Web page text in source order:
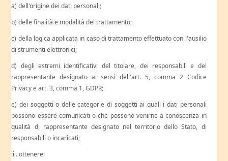
a) dell'origine dei dati personali;
b) delle finalità e modalità del trattamento;
c) della logica applicata in caso di trattamento effettuato con l'ausilio
di strumenti elettronici;
d) degli estremi identificativi del titolare, dei responsabili e del
rappresentante designato ai sensi dell'art. 5, comma 2 Codice
Privacy e art. 3, comma 1, GDPR;
e) dei soggetti o delle categorie di soggetti ai quali i dati personali
possono essere comunicati o che possono venirne a conoscenza in
qualità di rappresentante designato nel territorio dello Stato, di
responsabili o incaricati;
iii. ottenere: